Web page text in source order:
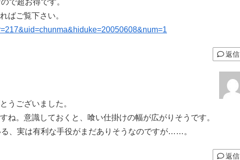
で超お得です。
ばご覧下さい。
返信
うございました。
ね。意識しておくと、喰い仕掛けの幅が広がりそうです。
、実は有利な手役がまだありそうなのですが……。
返信